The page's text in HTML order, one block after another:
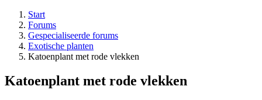
Start
Forums
Gespecialiseerde forums
Exotische planten
Katoenplant met rode vlekken
Katoenplant met rode vlekken